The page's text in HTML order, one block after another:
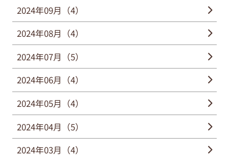
2024年09月（4）
2024年08月（4）
2024年07月（5）
2024年06月（4）
2024年05月（4）
2024年04月（5）
2024年03月（4）